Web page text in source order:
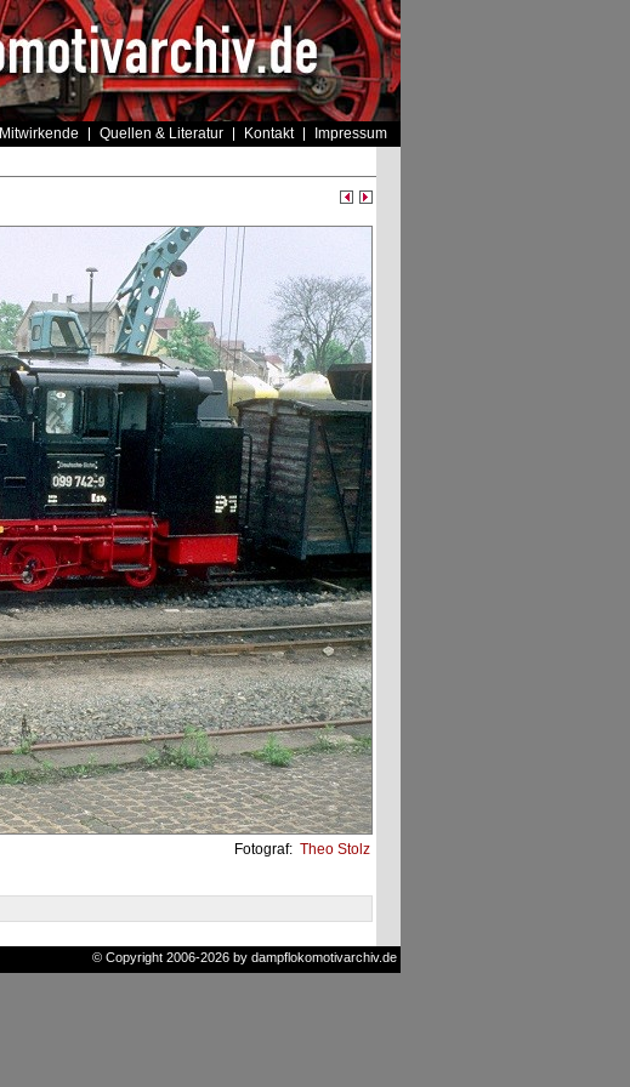
Mitwirkende Quellen & Literatur Kontakt Impressum
Fotograf: Theo Stolz
© Copyright 2006-2026 by dampflokomotivarchiv.de